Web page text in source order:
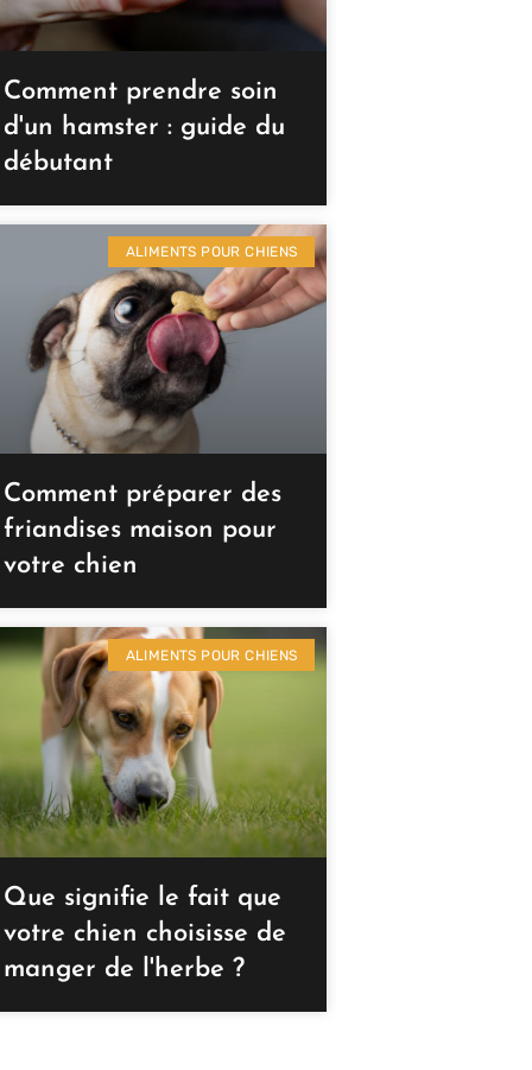
Comment prendre soin
d'un hamster : guide du
débutant
ALIMENTS POUR CHIENS
Comment préparer des
friandises maison pour
votre chien
ALIMENTS POUR CHIENS
Que signifie le fait que
votre chien choisisse de
manger de l'herbe ?